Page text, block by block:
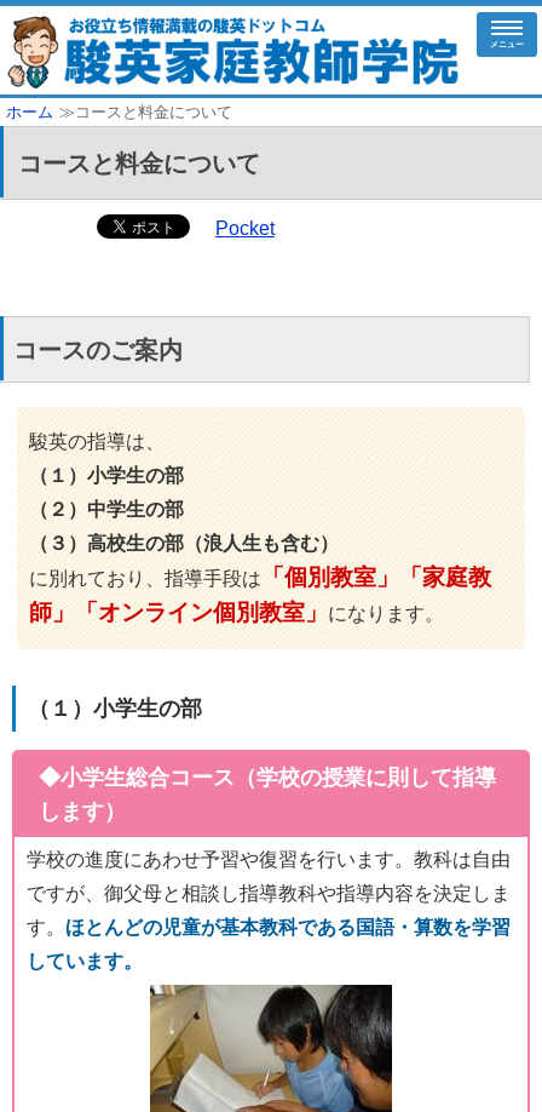
メニュー
ホーム ≫コースと料金について
コースと料金について
Pocket
コースのご案内
駿英の指導は、
（１）小学生の部
（２）中学生の部
（３）高校生の部（浪人生も含む）
に別れており、指導手段は「個別教室」「家庭教
師」「オンライン個別教室」になります。
（１）小学生の部
◆小学生総合コース（学校の授業に則して指導
します）
学校の進度にあわせ予習や復習を行います。教科は自由
ですが、御父母と相談し指導教科や指導内容を決定しま
す。 ほとんどの児童が基本教科である国語・算数を学習
しています。